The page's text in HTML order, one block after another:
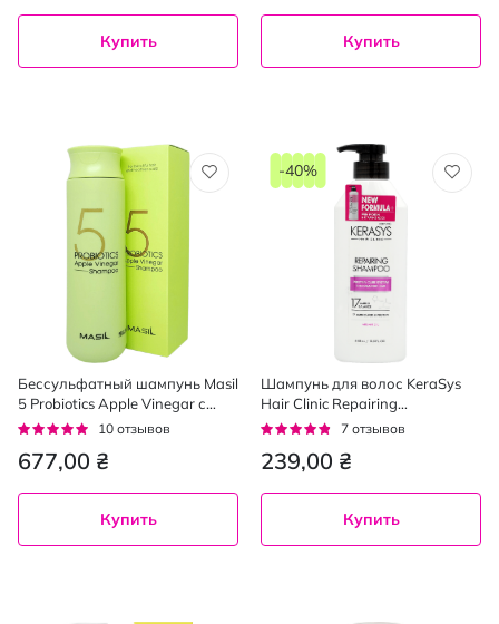
Купить Купить
Бессульфатный шампунь Masil
5 Probiotics Apple Vinegar с
проботиками и яблочным
Рейтинг:
10 отзывов
677,00 ₴
Купить
Шампунь для волос KeraSys
Hair Clinic Repairing
восстанавливающий, 400 мл
Рейтинг:
7 отзывов
239,00 ₴
-40%
Купить